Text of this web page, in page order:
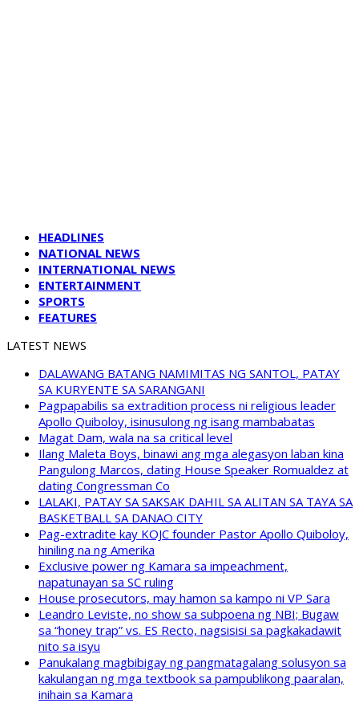
HEADLINES
NATIONAL NEWS
INTERNATIONAL NEWS
ENTERTAINMENT
SPORTS
FEATURES
LATEST NEWS
DALAWANG BATANG NAMIMITAS NG SANTOL, PATAY
SA KURYENTE SA SARANGANI
Pagpapabilis sa extradition process ni religious leader
Apollo Quiboloy, isinusulong ng isang mambabatas
Magat Dam, wala na sa critical level
Ilang Maleta Boys, binawi ang mga alegasyon laban kina
Pangulong Marcos, dating House Speaker Romualdez at
dating Congressman Co
LALAKI, PATAY SA SAKSAK DAHIL SA ALITAN SA TAYA SA
BASKETBALL SA DANAO CITY
Pag-extradite kay KOJC founder Pastor Apollo Quiboloy,
hiniling na ng Amerika
Exclusive power ng Kamara sa impeachment,
napatunayan sa SC ruling
House prosecutors, may hamon sa kampo ni VP Sara
Leandro Leviste, no show sa subpoena ng NBI; Bugaw
sa “honey trap” vs. ES Recto, nagsisisi sa pagkakadawit
nito sa isyu
Panukalang magbibigay ng pangmatagalang solusyon sa
kakulangan ng mga textbook sa pampublikong paaralan,
inihain sa Kamara